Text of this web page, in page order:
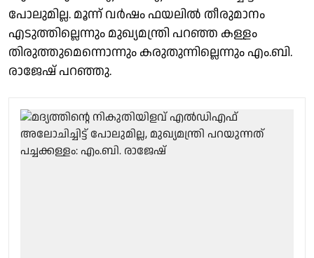
പോലുമില്ല. മൂന്ന് വർഷം ഫയലിൽ തീരുമാനം
എടുത്തില്ലെന്നും മുഖ്യമന്ത്രി പറഞ്ഞ കള്ളം
തിരുത്തുമെന്നൊന്നും കരുതുന്നില്ലെന്നും എം.ബി.
രാജേഷ് പറഞ്ഞു.